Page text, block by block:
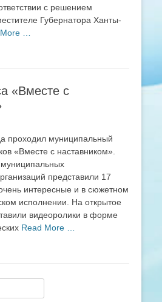
с решением
Губернатора Ханты-
…
«Вместе с
проходил муниципальный
«Вместе с наставником».
представили 17
интересные и в сюжетном
исполнении. На открытое
видеоролики в форме
Read More …